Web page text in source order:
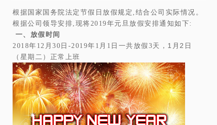
根据国家国务院法定节假日放假规定,结合公司实际情况。
根据公司领导安排,现将2019年元旦放假安排通知如下:
一、放假时间
2018年12月30日-2019年1月1日一共放假3天， 1月2日
（星期二）正常上班